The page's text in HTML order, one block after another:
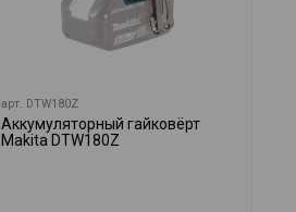
арт. DTW180Z
Аккумуляторный гайковёрт
Makita DTW180Z